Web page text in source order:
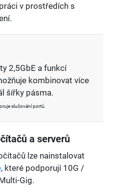
v prostředích s
2,5GbE a funkcí
kombinovat více
šířky pásma.
slučování portů.
a serverů
lze nainstalovat
, které podporují 10G /
Gig.